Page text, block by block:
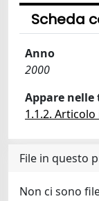
Scheda
Anno
2000
Appare nelle
1.1.2.
File in questo
Non ci sono